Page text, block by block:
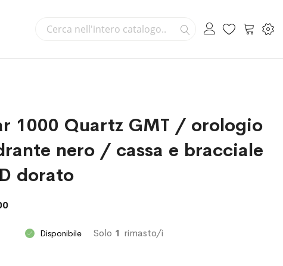
Cerca
Carrello
1000 Quartz GMT / orologio
nero / cassa e bracciale
dorato
Solo 1 rimasto/i
Disponibile